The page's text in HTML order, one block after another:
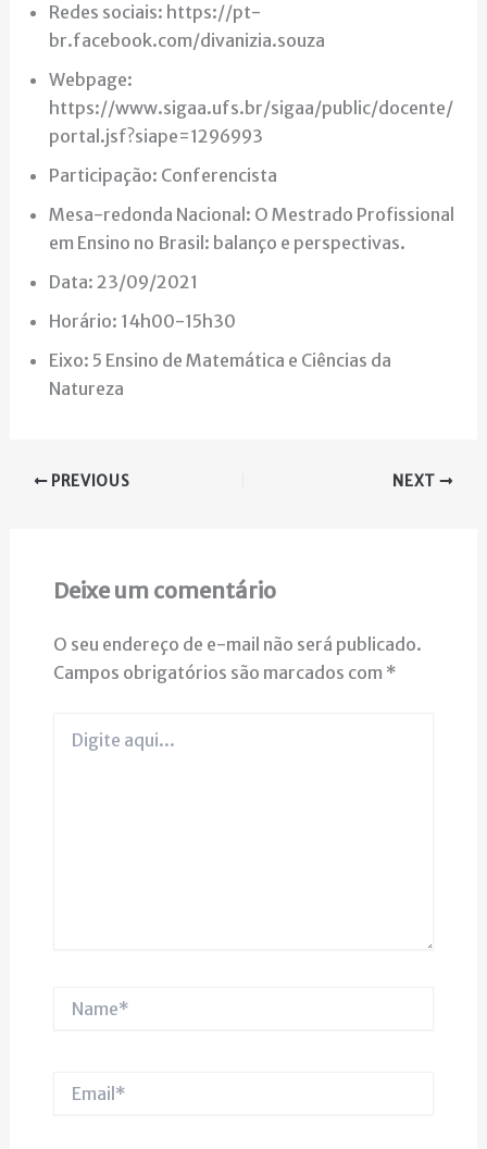
Redes sociais: https://pt-
br.facebook.com/divanizia.souza
Webpage:
https://www.sigaa.ufs.br/sigaa/public/docente/
portal.jsf?siape=1296993
Participação: Conferencista
Mesa-redonda Nacional: O Mestrado Profissional
em Ensino no Brasil: balanço e perspectivas.
Data: 23/09/2021
Horário: 14h00-15h30
Eixo: 5 Ensino de Matemática e Ciências da
Natureza
PREVIOUS NEXT
Deixe um comentário
O seu endereço de e-mail não será publicado.
Campos obrigatórios são marcados com *
aqui...